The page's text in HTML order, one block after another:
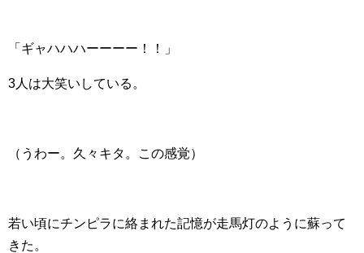
「ギャハハハーーーー！！」
3人は大笑いしている。
（うわー。久々キタ。この感覚）
若い頃にチンピラに絡まれた記憶が走馬灯のように蘇って
きた。